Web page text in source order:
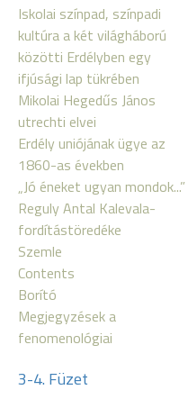
Iskolai színpad, színpadi
kultúra a két világháború
közötti Erdélyben egy
ifjúsági lap tükrében
Mikolai Hegedűs János
utrechti elvei
Erdély uniójának ügye az
1860-as években
„Jó éneket ugyan mondok...”
Reguly Antal Kalevala-
fordítástöredéke
Szemle
Contents
Borító
Megjegyzések a
fenomenológiai
3-4. Füzet